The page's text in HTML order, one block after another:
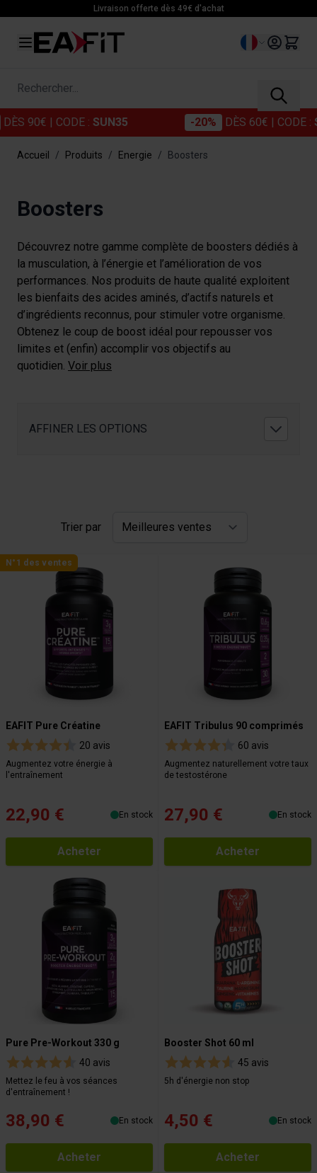
Livraison offerte dès 49€ d'achat
Langue
Rechercher...
| CODE :SUN35 DÈS 60€| CODE :SUN20
Accueil / Produits / Energie / Boosters
Boosters
Découvrez notre gamme complète de boosters dédiés à
la musculation, à l’énergie et l’amélioration de vos
performances. Nos produits de haute qualité exploitent
les bienfaits des acides aminés, d’actifs naturels et
d’ingrédients reconnus, pour stimuler votre organisme.
Obtenez le coup de boost idéal pour repousser vos
limites et (enfin) accomplir vos objectifs au
quotidien. Voir plus
AFFINER LES OPTIONS
Trier par
N°1 des ventes
EAFIT Pure Créatine
20 avis
Augmentez votre énergie à
l'entraînement
22,90 € En stock
Acheter
EAFIT Tribulus 90 comprimés
60 avis
Augmentez naturellement votre taux
de testostérone
27,90 € En stock
Acheter
Pure Pre-Workout 330 g
40 avis
Mettez le feu à vos séances
d'entraînement !
38,90 € En stock
Acheter
Booster Shot 60 ml
45 avis
5h d'énergie non stop
4,50 € En stock
Acheter